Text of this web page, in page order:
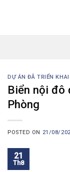
DỰ ÁN ĐÃ TRIỂN KHAI
Biển nội đô
Phòng
POSTED ON 21/08/
21
Th8